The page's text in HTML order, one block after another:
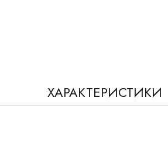
ХАРАКТЕРИСТИКИ